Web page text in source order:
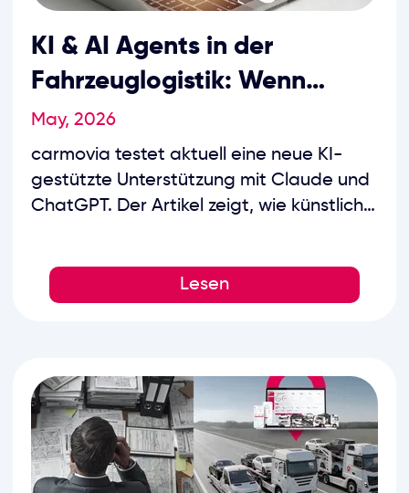
KI & AI Agents in der
Fahrzeuglogistik: Wenn
digitale Prozesse einfacher
nutzbar werden
May, 2026
carmovia testet aktuell eine neue KI-
gestützte Unterstützung mit Claude und
ChatGPT. Der Artikel zeigt, wie künstliche
schneller nutzbar zu machen, operative
Abläufe verständlicher aufzubereiten und
und persönliche Betreuung zu ersetzen.
Lesen